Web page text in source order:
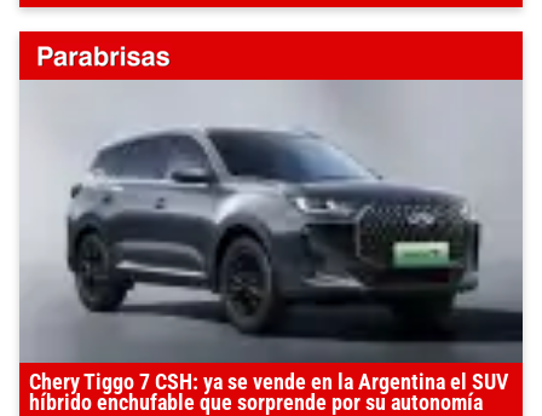
Chery Tiggo 7 CSH: ya se vende en la Argentina el SUV
híbrido enchufable que sorprende por su autonomía